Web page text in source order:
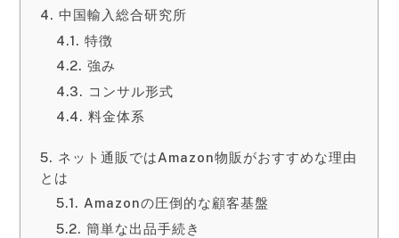
中国輸入総合研究所
特徴
強み
コンサル形式
料金体系
ネット通販ではAmazon物販がおすすめな理由
とは
Amazonの圧倒的な顧客基盤
簡単な出品手続き